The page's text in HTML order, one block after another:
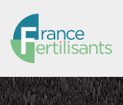
contenu
principal
Image